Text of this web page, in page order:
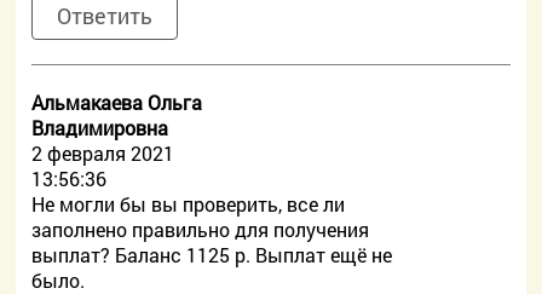
Ответить
Альмакаева Ольга
Владимировна
2 февраля 2021
13:56:36
Не могли бы вы проверить, все ли
заполнено правильно для получения
выплат? Баланс 1125 р. Выплат ещё не
было.